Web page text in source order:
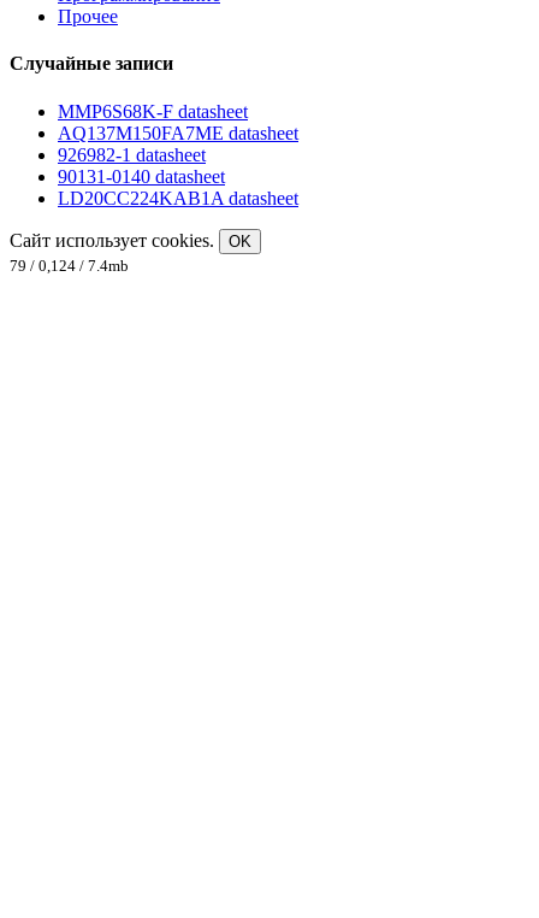
Прочее
Случайные записи
MMP6S68K-F datasheet
AQ137M150FA7ME datasheet
926982-1 datasheet
90131-0140 datasheet
LD20CC224KAB1A datasheet
Сайт использует cookies.
OK
79 / 0,124 / 7.4mb